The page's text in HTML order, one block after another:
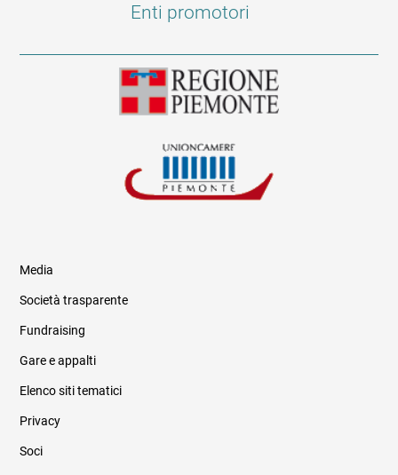
Enti promotori
Informazioni legali e trasparenza
Media
Società trasparente
Fundraising
Gare e appalti
Elenco siti tematici
Privacy
Soci